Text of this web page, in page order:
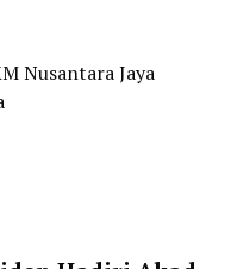
Nusantara Jaya